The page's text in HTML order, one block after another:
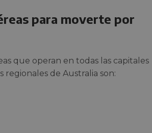
para moverte por
que operan en todas las capitales
regionales de Australia son: